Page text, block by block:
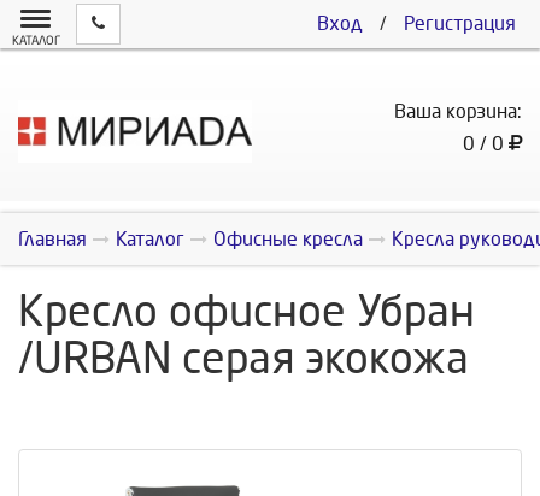
Вход / Регистрация
КАТАЛОГ
Ваша корзина:
0 / 0
Главная Каталог Офисные кресла Кресла
Кресло офисное Убран
/URBAN серая экокожа